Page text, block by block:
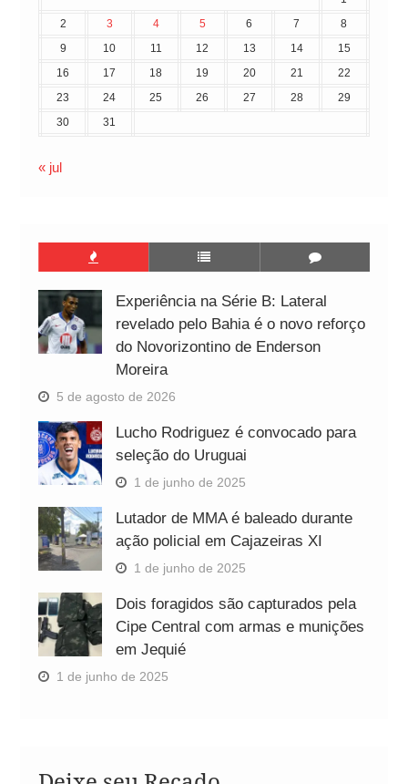
2
3 4 5 6 7
8
9
10 11 12 13 14
15
16
17 18 19 20 21
22
23
24 25 26 27 28
29
30
31
« jul
Experiência na Série B: Lateral
revelado pelo Bahia é o novo reforço
do Novorizontino de Enderson
Moreira
5 de agosto de 2026
Lucho Rodriguez é convocado para
seleção do Uruguai
1 de junho de 2025
Lutador de MMA é baleado durante
ação policial em Cajazeiras XI
1 de junho de 2025
Dois foragidos são capturados pela
Cipe Central com armas e munições
em Jequié
1 de junho de 2025